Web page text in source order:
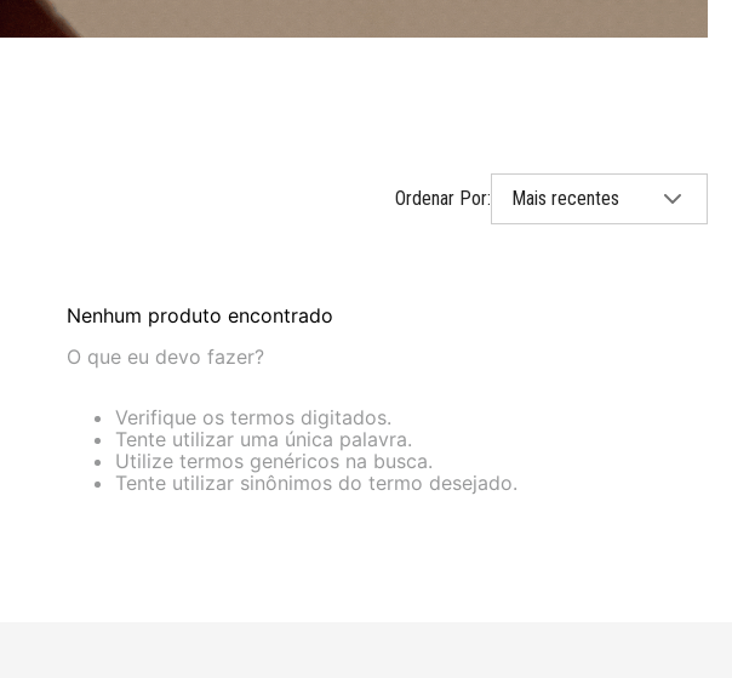
Mais recentes
Nenhum produto encontrado
O que eu devo fazer?
Verifique os termos digitados.
Tente utilizar uma única palavra.
Utilize termos genéricos na busca.
Tente utilizar sinônimos do termo desejado.